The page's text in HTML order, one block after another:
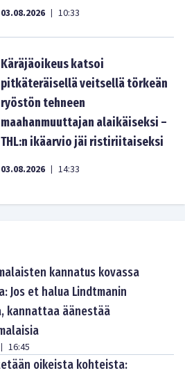
03.08.2026 | 10:33
Käräjäoikeus katsoi
pitkäteräisellä veitsellä törkeän
ryöstön tehneen
maahanmuuttajan alaikäiseksi –
THL:n ikäarvio jäi ristiriitaiseksi
03.08.2026 | 14:33
kannatus kovassa
Jos et halua Lindtmanin
kannattaa äänestää
| 16:45
oikeista kohteista: